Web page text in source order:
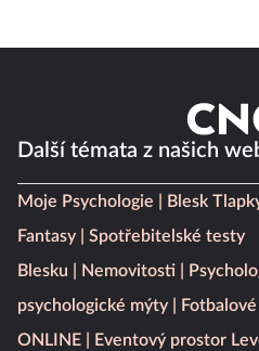
Další témata z našich
Moje Psychologie Blesk
Fantasy
Spotřebitelské testy
Blesku
Nemovitosti
psychologické mýty
ONLINE
Eventový prostor